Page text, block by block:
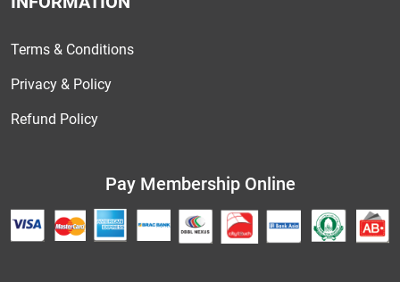
Terms & Conditions
Privacy & Policy
Refund Policy
Pay Membership Online